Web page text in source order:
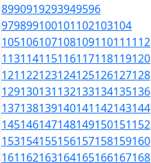
8990919293949596
979899100101102103104
105106107108109110111112
113114115116117118119120
121122123124125126127128
129130131132133134135136
137138139140141142143144
145146147148149150151152
153154155156157158159160
161162163164165166167168